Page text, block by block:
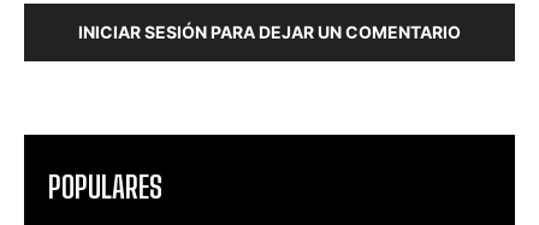
INICIAR SESIÓN PARA DEJAR UN COMENTARIO
POPULARES